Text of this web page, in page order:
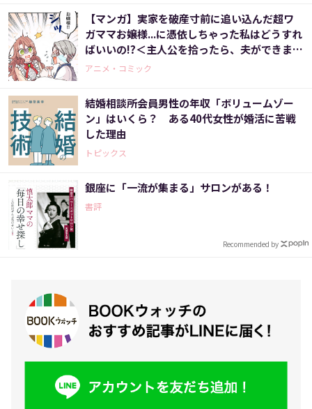
【マンガ】実家を破産寸前に追い込んだ超ワ
ガママお嬢様...に憑依しちゃった私はどうすれ
ばいいの!?＜主人公を拾ったら、夫ができまし
た 2話＞
アニメ・コミック
結婚相談所会員男性の年収「ボリュームゾー
ン」はいくら？ ある40代女性が婚活に苦戦
した理由
トピックス
銀座に「一流が集まる」サロンがある！
書評
Recommended by